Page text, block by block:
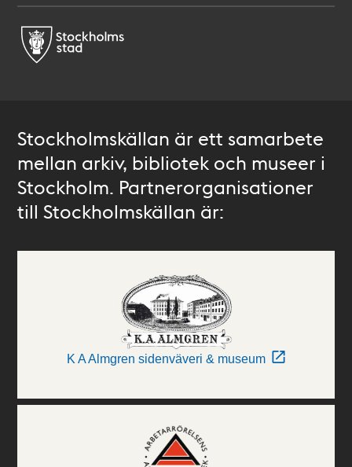
Stockholmskällan är ett samarbete
mellan arkiv, bibliotek och museer i
Stockholm. Partnerorganisationer
till Stockholmskällan är:
K A Almgren sidenväveri & museum